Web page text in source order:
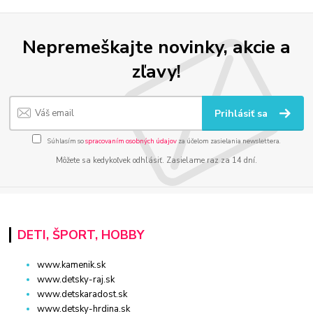
Nepremeškajte novinky, akcie a
zľavy!
Prihlásiť sa
Súhlasím sospracovaním osobných údajov za účelom zasielania newslettera.
Môžete sa kedykoľvek odhlásiť. Zasielame raz za 14 dní.
DETI, ŠPORT, HOBBY
www.kamenik.sk
www.detsky-raj.sk
www.detskaradost.sk
www.detsky-hrdina.sk